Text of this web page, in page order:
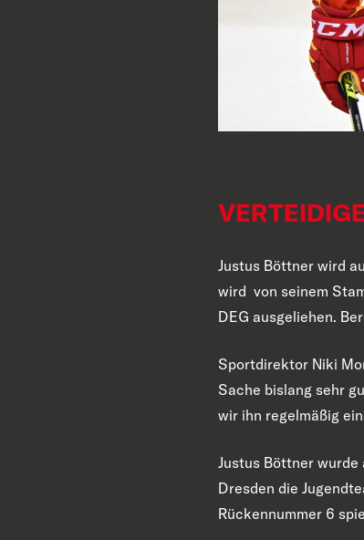
Justus Böttner wird
wird von seinem
DEG ausgeliehen.
Sportdirektor Niki
Sache bislang sehr
wir ihn regelmäßig
Justus Böttner wurde
Dresden die
Rückennummer 6